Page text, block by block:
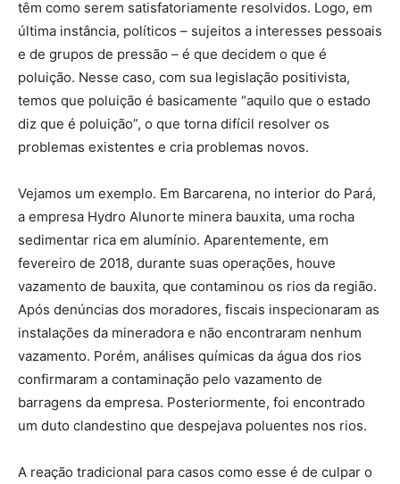
têm como serem satisfatoriamente resolvidos. Logo, em
última instância, políticos – sujeitos a interesses pessoais
e de grupos de pressão – é que decidem o que é
poluição. Nesse caso, com sua legislação positivista,
temos que poluição é basicamente “aquilo que o estado
diz que é poluição”, o que torna difícil resolver os
problemas existentes e cria problemas novos.
Vejamos um exemplo. Em Barcarena, no interior do Pará,
a empresa Hydro Alunorte minera bauxita, uma rocha
sedimentar rica em alumínio. Aparentemente, em
fevereiro de 2018, durante suas operações, houve
vazamento de bauxita, que contaminou os rios da região.
Após denúncias dos moradores, fiscais inspecionaram as
instalações da mineradora e não encontraram nenhum
vazamento. Porém, análises químicas da água dos rios
confirmaram a contaminação pelo vazamento de
barragens da empresa. Posteriormente, foi encontrado
um duto clandestino que despejava poluentes nos rios.
A reação tradicional para casos como esse é de culpar o